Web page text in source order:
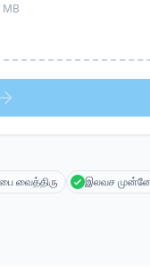
வைத்திரு இலவச